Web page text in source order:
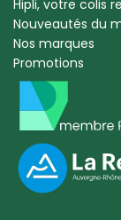
Hipli, votre colis
Nouveautés du
Nos marques
Promotions